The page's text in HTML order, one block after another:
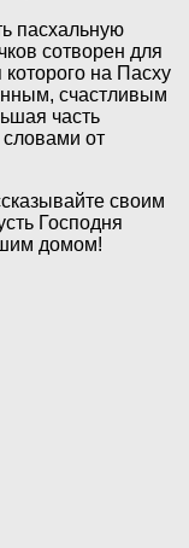
пасхальную
сотворен для
на Пасху
счастливым
часть
от
своим
Господня
домом!